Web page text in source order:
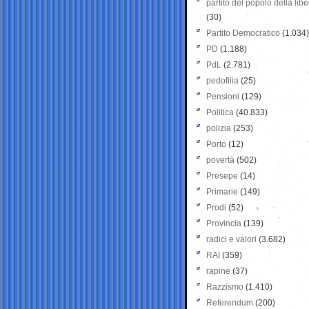
partito del popolo della
(30)
Partito Democratico (1.034)
PD (1.188)
PdL (2.781)
pedofilia (25)
Pensioni (129)
Politica (40.833)
polizia (253)
Porto (12)
povertà (502)
Presepe (14)
Primarie (149)
Prodi (52)
Provincia (139)
radici e valori (3.682)
RAI (359)
rapine (37)
Razzismo (1.410)
Referendum (200)